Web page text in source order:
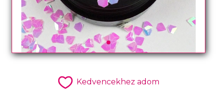
Kedvencekhez adom